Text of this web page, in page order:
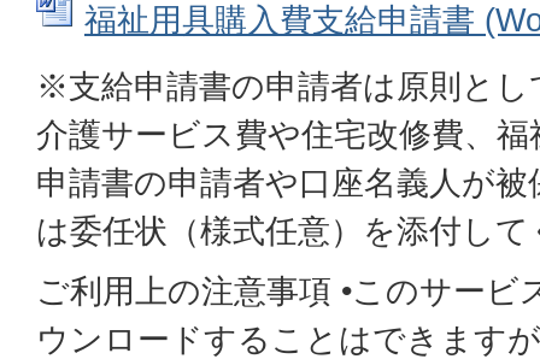
福祉用具購入費支給申請書
※支給申請書の申請者は原則とし
介護サービス費や住宅改修費、
申請書の申請者や口座名義人が
は委任状（様式任意）を添付し
ご利用上の注意事項 •このサービ
ウンロードすることはできます